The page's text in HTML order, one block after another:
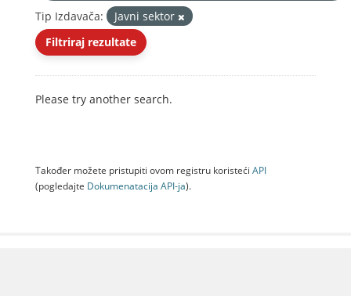
Tip Izdavača:
Javni sektor
Filtriraj rezultate
Please try another search.
Također možete pristupiti ovom registru koristeći API
(pogledajte Dokumenаtаcijа API-jа).